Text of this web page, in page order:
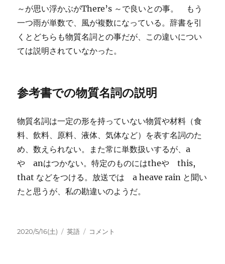
～が思い浮かぶがThere’s ～で良いとの事。 もう
一つ雨が単数で、風が複数になっている。辞書を引
くとどちらも物質名詞との事だが、この違いについ
ては説明されていなかった。
参考書での物質名詞の説明
物質名詞は一定の形を持っていない物質や材料（食
料、飲料、原料、液体、気体など）を表す名詞のた
め、数えられない。また常に単数扱いするが、a
や anはつかない。特定のものにはtheや this,
that などをつける。放送では a heave rain と聞い
たと思うが、私の勘違いのようだ。
投
2020/5/16(土)
カ
英語
strong
コメント